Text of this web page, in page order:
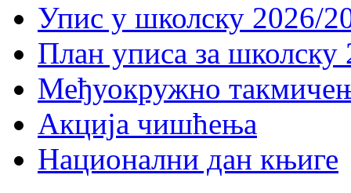
Упис у школску 2026/
План уписа за школску
Међуокружно
Акција чишћења
Национални дан књиге